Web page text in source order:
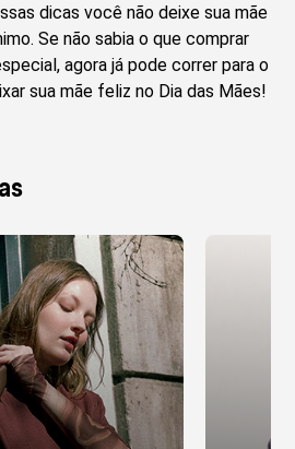
dicas você não deixe sua mãe
Se não sabia o que comprar
agora já pode correr para o
sua mãe feliz no Dia das Mães!